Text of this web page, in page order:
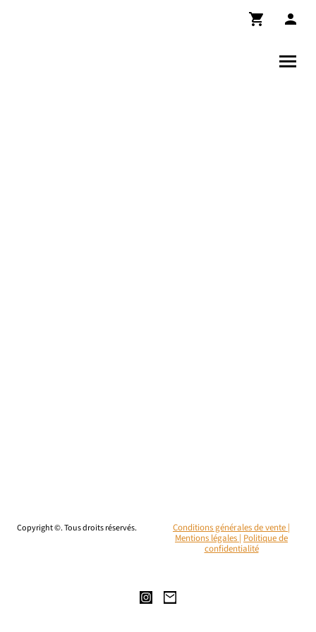
Copyright ©. Tous droits réservés.
Conditions générales de vente |
Mentions légales | Politique de
confidentialité